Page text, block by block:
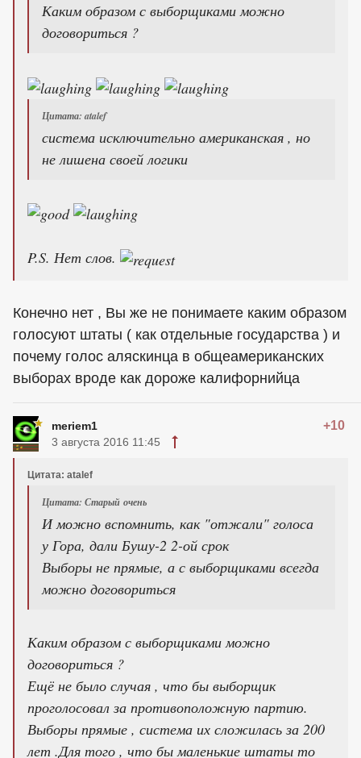
Каким образом с выборщиками можно
договориться ?
Цитата: atalef
система исключительно американская , но
не лишена своей логики
P.S. Нет слов.
Конечно нет , Вы же не понимаете каким образом
голосуют штаты ( как отдельные государства ) и
почему голос аляскинца в общеамериканских
выборах вроде как дороже калифорнийца
meriem1 +10
3 августа 2016 11:45
Цитата: atalef
Цитата: Старый очень
И можно вспомнить, как "отжали" голоса
у Гора, дали Бушу-2 2-ой срок
Выборы не прямые, а с выборщиками всегда
можно договориться
Каким образом с выборщиками можно
договориться ?
Ещё не было случая , что бы выборщик
проголосовал за противоположную партию.
Выборы прямые , система их сложилась за 200
лет .Для того , что бы маленькие штаты то